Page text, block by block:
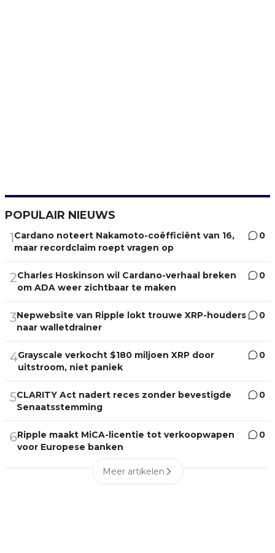
POPULAIR NIEUWS
1Cardano noteert Nakamoto-coëfficiënt van 16,
maar recordclaim roept vragen op
0
2Charles Hoskinson wil Cardano-verhaal breken
om ADA weer zichtbaar te maken
0
3Nepwebsite van Ripple lokt trouwe XRP-houders
naar walletdrainer
0
4Grayscale verkocht $180 miljoen XRP door
uitstroom, niet paniek
0
5CLARITY Act nadert reces zonder bevestigde
Senaatsstemming
0
6Ripple maakt MiCA-licentie tot verkoopwapen
voor Europese banken
0
Meer artikelen